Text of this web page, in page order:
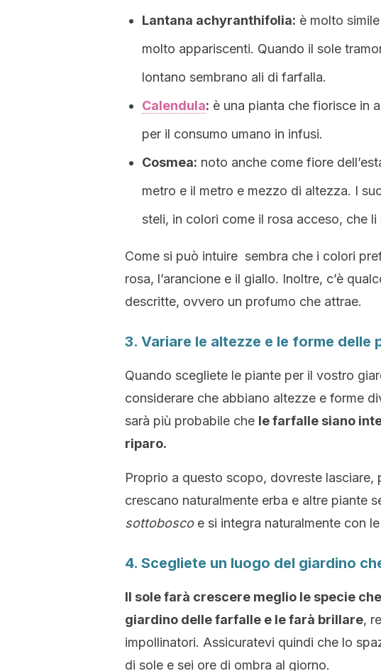
Lantana achyranthifolia: è molto
molto appariscenti. Quando il sole
lontano sembrano ali di farfalla.
Calendula: è una pianta che fiorisce in
per il consumo umano in infusi.
Cosmea: noto anche come fiore
metro e il metro e mezzo di altezza. I
steli, in colori come il rosa acceso, che
Come si può intuire sembra che i colori
rosa, l’arancione e il giallo. Inoltre, c’è
descritte, ovvero un profumo che attrae.
3. Variare le altezze e le forme delle
Quando scegliete le piante per il vostro
considerare che abbiano altezze e forme
sarà più probabile che le farfalle siano
riparo.
Proprio a questo scopo, dovreste lasciare,
crescano naturalmente erba e altre piante
sottoboscoe si integra naturalmente con
4. Scegliete un luogo del giardino
Il sole farà crescere meglio le specie
giardino delle farfalle e le farà brillare,
impollinatori. Assicuratevi quindi che lo
di sole e sei ore di ombra al giorno.